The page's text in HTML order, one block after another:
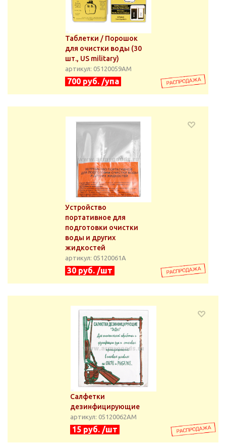
Таблетки / Порошок
для очистки воды (30
шт., US military)
артикул: 05120059АМ
700 руб. /упа
Устройство
портативное для
подготовки очистки
воды и других
жидкостей
артикул: 05120061А
30 руб. /шт
Салфетки
дезинфицирующие
артикул: 05120062АМ
15 руб. /шт